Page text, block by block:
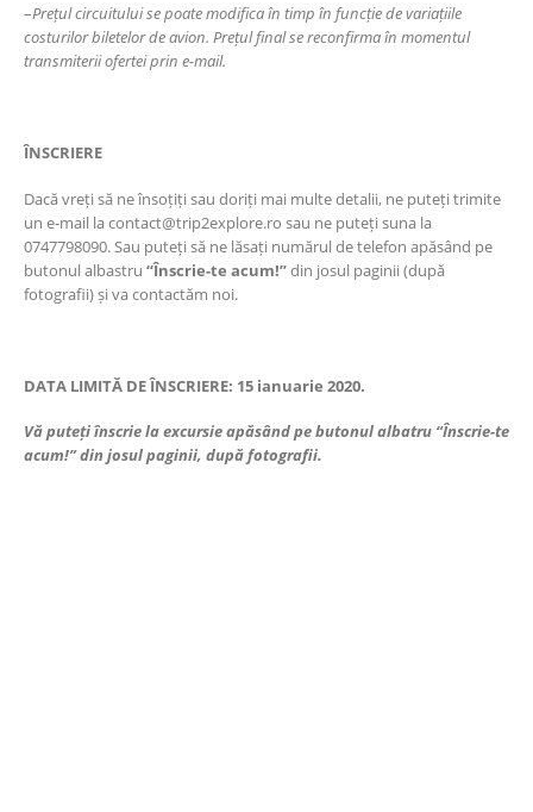
–Prețul circuitului se poate modifica în timp în funcție de variațiile
costurilor biletelor de avion. Prețul final se reconfirma în momentul
transmiterii ofertei prin e-mail.
ÎNSCRIERE
Dacă vreți să ne însoțiți sau doriți mai multe detalii, ne puteți trimite
un e-mail la contact@trip2explore.ro sau ne puteți suna la
0747798090. Sau puteți să ne lăsați numărul de telefon apăsând pe
butonul albastru “Înscrie-te acum!”din josul paginii (după
fotografii) și va contactăm noi.
DATA LIMITĂ DE ÎNSCRIERE: 15 ianuarie 2020.
Vă puteți înscrie la excursie apăsând pe butonul albatru “Înscrie-te
acum!” din josul paginii, după fotografii.